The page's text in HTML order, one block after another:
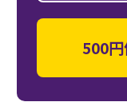
500